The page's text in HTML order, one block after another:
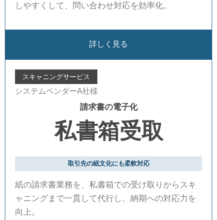
しやすくして、問い合わせ対応を効率化。
詳しく見る
スキャニングサービス
システムベンダーA社様
請求書の電子化
私書箱受取
取引先の紙文化にも柔軟対応
紙の請求書業務を、私書箱での受け取りからスキ
ャニングまで一貫して代行し、納期への対応力を
向上。